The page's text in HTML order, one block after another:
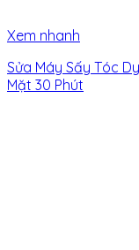
Xem nhanh
Sửa Máy Sấy Tóc
Mặt 30 Phút